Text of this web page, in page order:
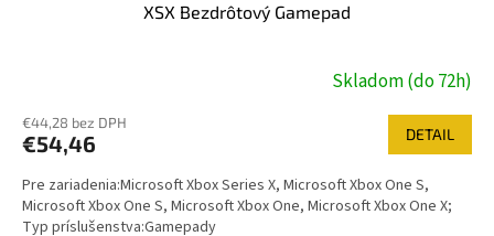
XSX Bezdrôtový Gamepad
Skladom (do 72h)
€44,28 bez DPH
€54,46 DETAIL
Pre zariadenia:Microsoft Xbox Series X, Microsoft Xbox One S,
Microsoft Xbox One S, Microsoft Xbox One, Microsoft Xbox One X;
Typ príslušenstva:Gamepady